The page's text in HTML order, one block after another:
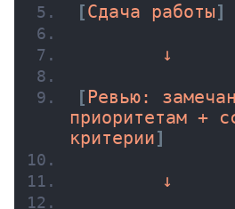
[Сдача работы]
        ↓
[ Ревью:
приоритетам +
критерии]
        ↓